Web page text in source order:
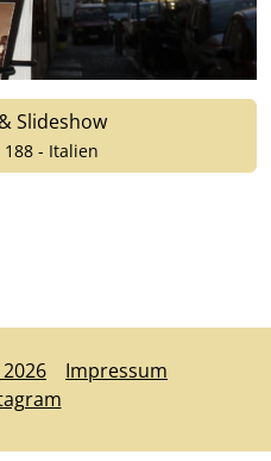
Slideshow
- Italien
Impressum